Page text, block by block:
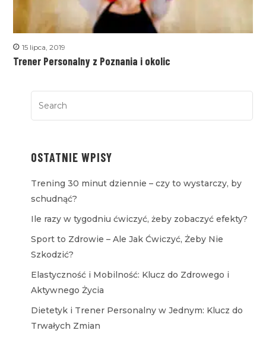
15 lipca, 2019
Trener Personalny z Poznania i okolic
OSTATNIE WPISY
Trening 30 minut dziennie – czy to wystarczy, by
schudnąć?
Ile razy w tygodniu ćwiczyć, żeby zobaczyć efekty?
Sport to Zdrowie – Ale Jak Ćwiczyć, Żeby Nie
Szkodzić?
Elastyczność i Mobilność: Klucz do Zdrowego i
Aktywnego Życia
Dietetyk i Trener Personalny w Jednym: Klucz do
Trwałych Zmian